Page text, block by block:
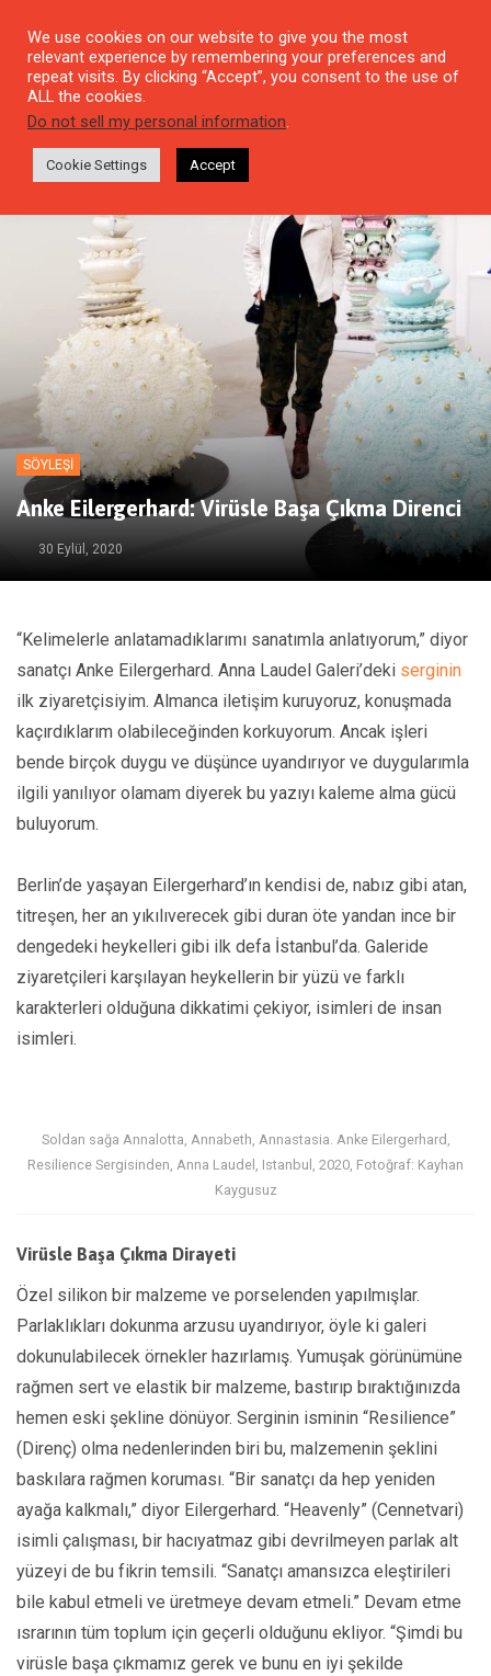
SÖYLEŞI
Anke Eilergerhard: Virüsle Başa Çıkma Direnci
30 Eylül, 2020
“Kelimelerle anlatamadıklarımı sanatımla anlatıyorum,” diyor
sanatçı Anke Eilergerhard. Anna Laudel Galeri’deki serginin
ilk ziyaretçisiyim. Almanca iletişim kuruyoruz, konuşmada
kaçırdıklarım olabileceğinden korkuyorum. Ancak işleri
bende birçok duygu ve düşünce uyandırıyor ve duygularımla
ilgili yanılıyor olamam diyerek bu yazıyı kaleme alma gücü
buluyorum.
Berlin’de yaşayan Eilergerhard’ın kendisi de, nabız gibi atan,
titreşen, her an yıkılıverecek gibi duran öte yandan ince bir
dengedeki heykelleri gibi ilk defa İstanbul’da. Galeride
ziyaretçileri karşılayan heykellerin bir yüzü ve farklı
karakterleri olduğuna dikkatimi çekiyor, isimleri de insan
isimleri.
Soldan sağa Annalotta, Annabeth, Annastasia. Anke Eilergerhard,
Resilience Sergisinden, Anna Laudel, Istanbul, 2020, Fotoğraf: Kayhan
Kaygusuz
Virüsle Başa Çıkma Dirayeti
Özel silikon bir malzeme ve porselenden yapılmışlar.
Parlaklıkları dokunma arzusu uyandırıyor, öyle ki galeri
dokunulabilecek örnekler hazırlamış. Yumuşak görünümüne
rağmen sert ve elastik bir malzeme, bastırıp bıraktığınızda
hemen eski şekline dönüyor. Serginin isminin “Resilience”
(Direnç) olma nedenlerinden biri bu, malzemenin şeklini
baskılara rağmen koruması. “Bir sanatçı da hep yeniden
ayağa kalkmalı,” diyor Eilergerhard. “Heavenly” (Cennetvari)
isimli çalışması, bir hacıyatmaz gibi devrilmeyen parlak alt
yüzeyi de bu fikrin temsili. “Sanatçı amansızca eleştirileri
bile kabul etmeli ve üretmeye devam etmeli.” Devam etme
ısrarının tüm toplum için geçerli olduğunu ekliyor. “Şimdi bu
virüsle başa çıkmamız gerek ve bunu en iyi şekilde
We use cookies on our website to give you the most
relevant experience by remembering your preferences and
repeat visits. By clicking “Accept”, you consent to the use of
ALL the cookies.
Do not sell my personal information.
Cookie Settings Accept